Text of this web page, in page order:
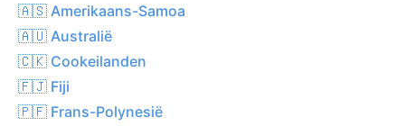
🇦🇸 Amerikaans-Samoa
🇦🇺 Australië
🇨🇰 Cookeilanden
🇫🇯 Fiji
🇵🇫 Frans-Polynesië